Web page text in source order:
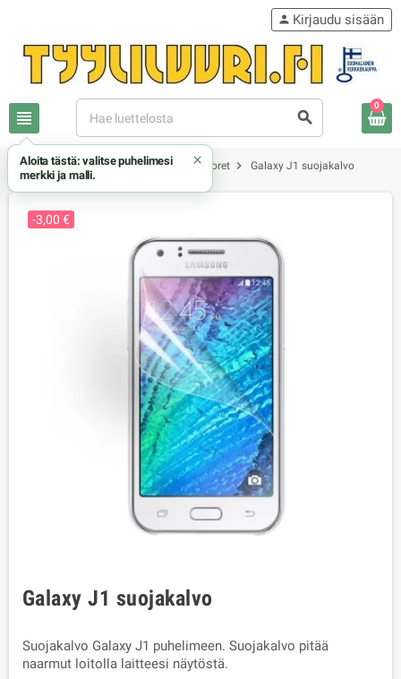
view_headline search
person Kirjaudu sisään
0
chevron_rightSamsung chevron_rightSamsung Galaxy J1 kuoret chevron_right Galaxy J1 suojakalvo
-3,00 €
Galaxy J1 suojakalvo
Suojakalvo Galaxy J1 puhelimeen. Suojakalvo pitää
naarmut loitolla laitteesi näytöstä.
Aloita tästä: valitse puhelimesi
merkki ja malli.
×